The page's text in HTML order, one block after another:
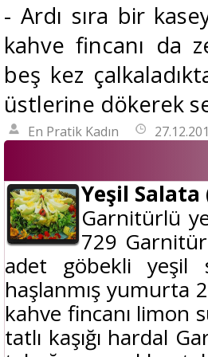
- Ardı sıra bir
kahve fincanı da
beş kez
üstlerine dökerek
En Pratik Kadın
Yeşil
Garnitürlü
729
adet göbekli yeşil
haşlanmış yumurta
kahve fincanı limon
tatlı kaşığı hardal